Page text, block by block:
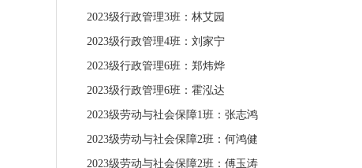
2023级行政管理3班： 林艾园
2023级行政管理4班： 刘家宁
2023级行政管理6班： 郑炜烨
2023级行政管理6班： 霍泓达
2023级劳动与社会保障1班：张志鸿
2023级劳动与社会保障2班：何鸿健
2023级劳动与社会保障2班：傅玉涛